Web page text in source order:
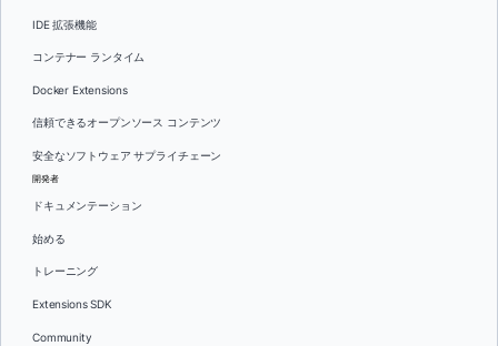
IDE 拡張機能
コンテナー ランタイム
Docker Extensions
信頼できるオープンソース コンテンツ
安全なソフトウェア サプライチェーン
開発者
ドキュメンテーション
始める
トレーニング
Extensions SDK
Community